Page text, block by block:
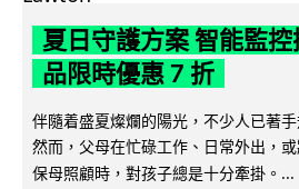
夏日守護方案 智能監
品限時優惠 7 折
伴隨着盛夏燦爛的陽光，不少人已著
然而，父母在忙碌工作、日常外出，
保母照顧時，對孩子總是十分牽掛。...